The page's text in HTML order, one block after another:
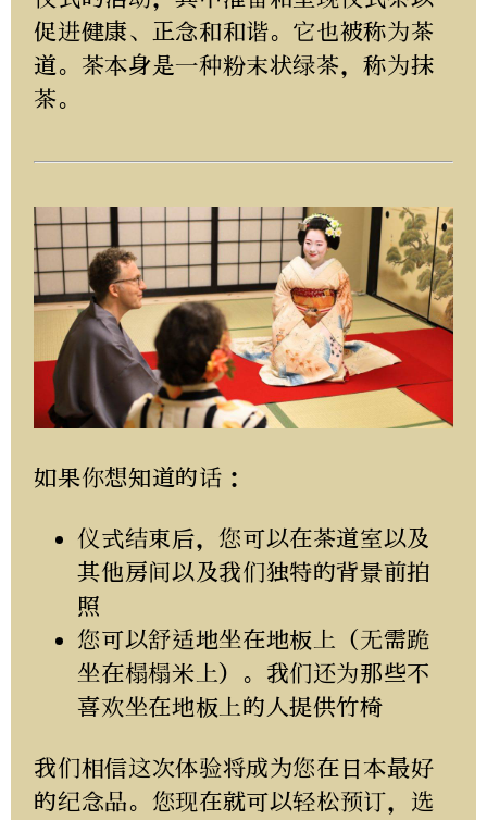
促进健康、正念和和谐。它也被称为茶
道。茶本身是一种粉末状绿茶，称为抹
茶。
如果你想知道的话：
仪式结束后，您可以在茶道室以及
其他房间以及我们独特的背景前拍
照
您可以舒适地坐在地板上（无需跪
坐在榻榻米上）。我们还为那些不
喜欢坐在地板上的人提供竹椅
我们相信这次体验将成为您在日本最好
的纪念品。您现在就可以轻松预订，选